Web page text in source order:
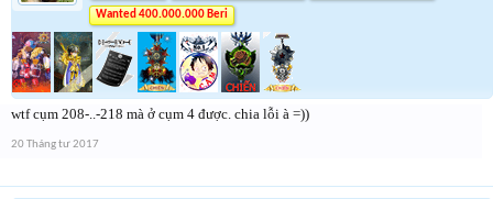
Wanted 400.000.000 Beri
wtf cụm 208-..-218 mà ở cụm 4 được. chia lỗi à =))
20 Tháng tư 2017